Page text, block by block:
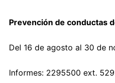
Prevención de conductas
Del 16 de agosto al 30 de
Informes: 2295500 ext.